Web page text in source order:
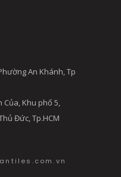
An Khánh, Tp
Của, Khu phố 5,
Đức, Tp.HCM